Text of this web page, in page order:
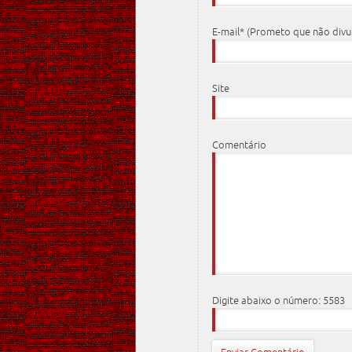
E-mail* (Prometo que não
Site
Comentário
Digite abaixo o número: 5583